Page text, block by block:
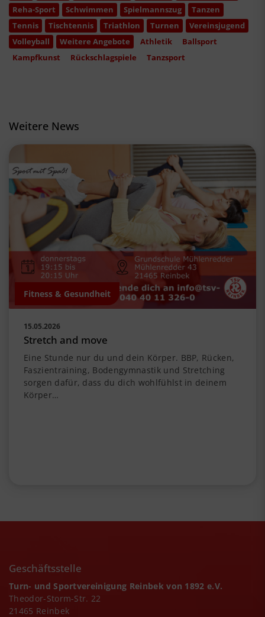
Reha-Sport
Schwimmen Spielmannszug
Tanzen
Tennis
Tischtennis Triathlon Turnen
Vereinsjugend
Volleyball
Weitere Angebote Athletik
Ballsport
Kampfkunst
Rückschlagspiele Tanzsport
Weitere News
Fitness & Gesundheit
15.05.2026
Stretch and move
Eine Stunde nur du und dein Körper. BBP, Rücken,
Faszientraining, Bodengymnastik und Stretching
sorgen dafür, dass du dich wohlfühlst in deinem
Körper…
Geschäftsstelle
Turn- und Sportvereinigung Reinbek von 1892 e.V.
Theodor-Storm-Str. 22
21465 Reinbek